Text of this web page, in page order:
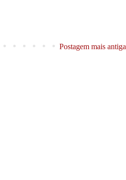
Postagem mais antiga